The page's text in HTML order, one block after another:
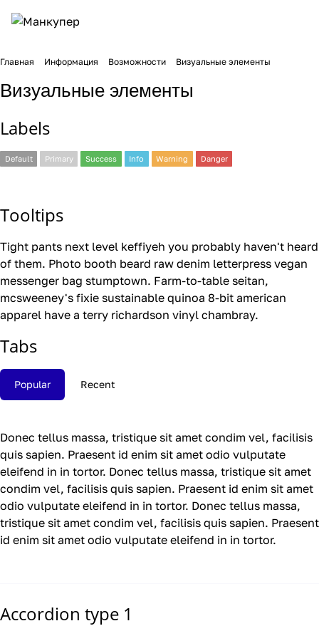
Главная Информация Возможности Визуальные элементы
Визуальные элементы
Labels
Default Primary Success Info Warning Danger
Tooltips
Tight pants next level keffiyeh you probably haven't heard
of them. Photo booth beard raw denim letterpress vegan
messenger bag stumptown. Farm-to-table seitan,
mcsweeney's fixie sustainable quinoa 8-bit american
apparel have a terry richardson vinyl chambray.
Tabs
Popular Recent
Donec tellus massa, tristique sit amet condim vel, facilisis
quis sapien. Praesent id enim sit amet odio vulputate
eleifend in in tortor. Donec tellus massa, tristique sit amet
condim vel, facilisis quis sapien. Praesent id enim sit amet
odio vulputate eleifend in in tortor. Donec tellus massa,
tristique sit amet condim vel, facilisis quis sapien. Praesent
id enim sit amet odio vulputate eleifend in in tortor.
Accordion type 1